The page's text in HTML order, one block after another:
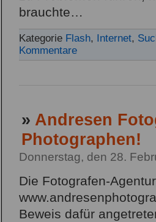
brauchte…
Kategorie Flash, Internet,
Kommentare
» Andresen
Photographen!
Donnerstag, den 28.
Die Fotografen-
Beweis dafür